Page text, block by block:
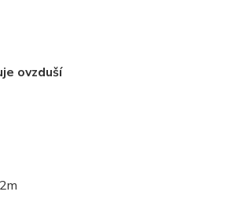
ovzduší